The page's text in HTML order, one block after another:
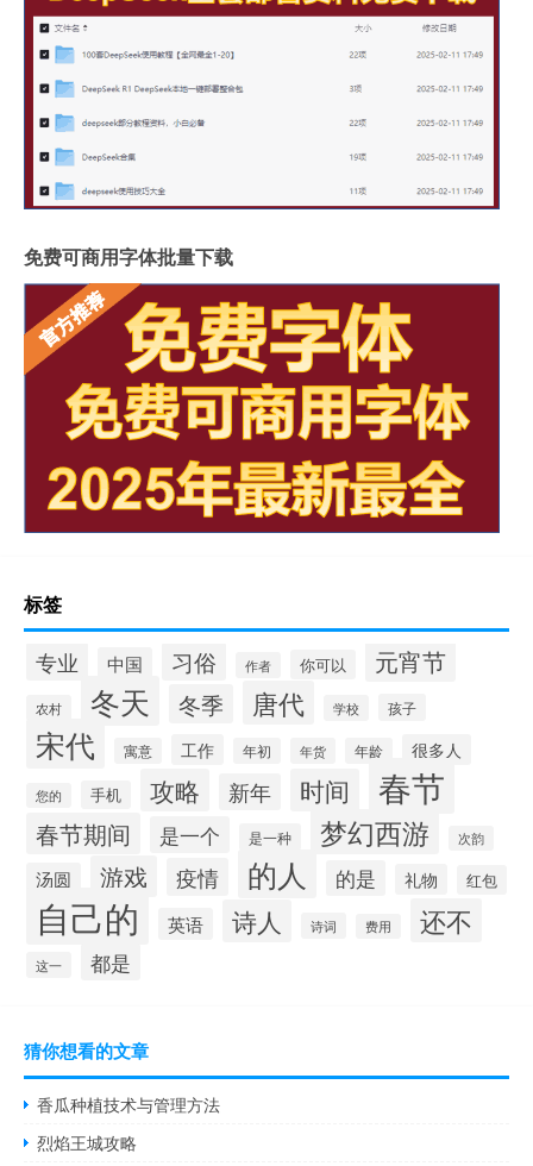
免费可商用字体批量下载
标签
专业 中国 习俗 作者 你可以 元宵节
农村 冬天 冬季 唐代 学校 孩子
宋代 寓意 工作 年初 年货 年龄 很多人
您的 手机 攻略 新年 时间 春节
春节期间 是一个 是一种 梦幻西游 次韵
汤圆 游戏 疫情 的人 的是 礼物 红包
自己的 英语 诗人 诗词 费用 还不
这一 都是
猜你想看的文章
香瓜种植技术与管理方法
烈焰王城攻略